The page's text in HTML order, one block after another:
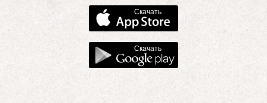
Скачать
Скачать